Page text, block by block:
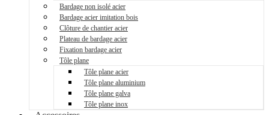
Bardage non isolé acier
Bardage acier imitation bois
Clôture de chantier acier
Plateau de bardage acier
Fixation bardage acier
Tôle plane
Tôle plane acier
Tôle plane aluminium
Tôle plane galva
Tôle plane inox